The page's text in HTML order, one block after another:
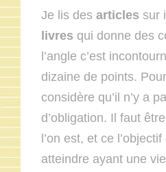
Je lis des articles sur
livres qui donne des
l’angle c’est
dizaine de points.
considère qu’il n’y a
d’obligation. Il faut
l’on est, et ce
atteindre ayant une